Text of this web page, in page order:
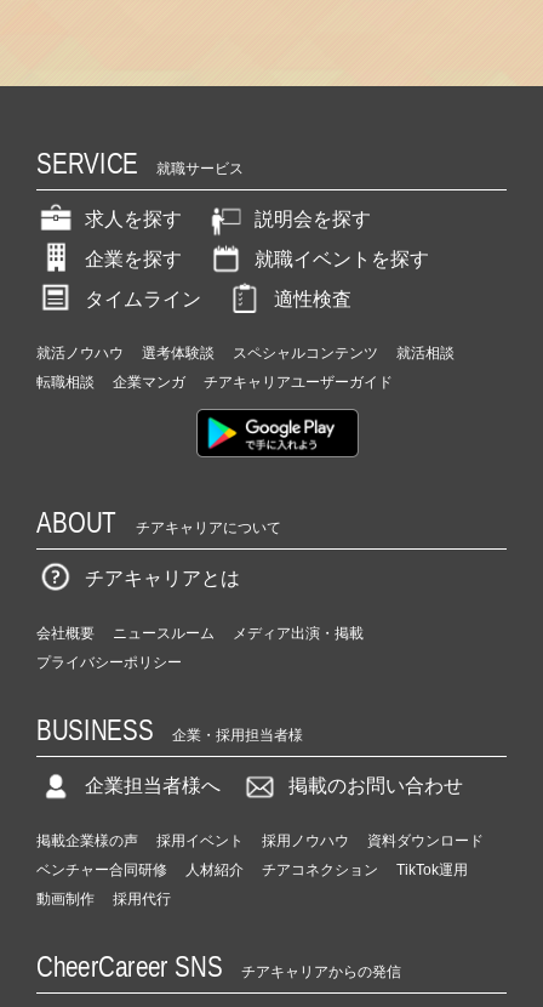
SERVICE 就職サービス
求人を探す
説明会を探す
企業を探す
就職イベントを探す
タイムライン
適性検査
就活ノウハウ 選考体験談 スペシャルコンテンツ
就活相談
転職相談
企業マンガ チアキャリアユーザーガイド
ABOUT チアキャリアについて
チアキャリアとは
会社概要 ニュースルーム
メディア出演・掲載
プライバシーポリシー
BUSINESS 企業・採用担当者様
企業担当者様へ 掲載のお問い合わせ
掲載企業様の声 採用イベント 採用ノウハウ
資料ダウンロード
ベンチャー合同研修
人材紹介 チアコネクション
TikTok運用
動画制作
採用代行
CheerCareer SNS チアキャリアからの発信